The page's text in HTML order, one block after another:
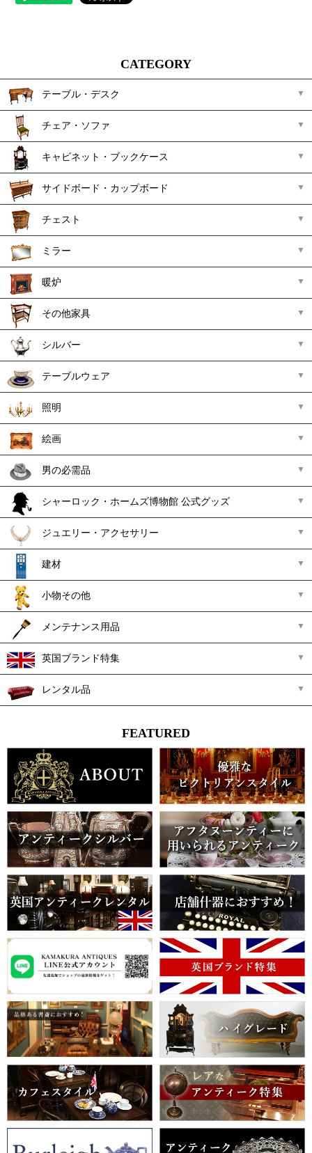
CATEGORY
テーブル・デスク
チェア・ソファ
キャビネット・ブックケース
サイドボード・カップボード
チェスト
ミラー
暖炉
その他家具
シルバー
テーブルウェア
照明
絵画
男の必需品
シャーロック・ホームズ博物館 公式グッズ
ジュエリー・アクセサリー
建材
小物その他
メンテナンス用品
英国ブランド特集
レンタル品
FEATURED